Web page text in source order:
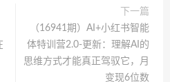
下一篇
（16941期）AI+小红书智能
体特训营2.0-更新：理解AI的
思维方式才能真正驾驭它，月
变现6位数